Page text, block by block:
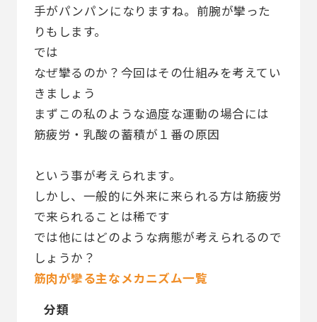
手がパンパンになりますね。前腕が攣った
りもします。
では
なぜ攣るのか？今回はその仕組みを考えてい
きましょう
まずこの私のような過度な運動の場合には
筋疲労・乳酸の蓄積が１番の原因
という事が考えられます。
しかし、一般的に外来に来られる方は筋疲労
で来られることは稀です
では他にはどのような病態が考えられるので
しょうか？
筋肉が攣る主なメカニズム一覧
分類